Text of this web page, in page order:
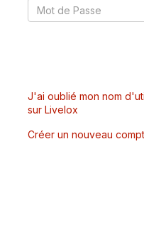
J'ai oublié mon nom
sur Livelox
Créer un nouveau